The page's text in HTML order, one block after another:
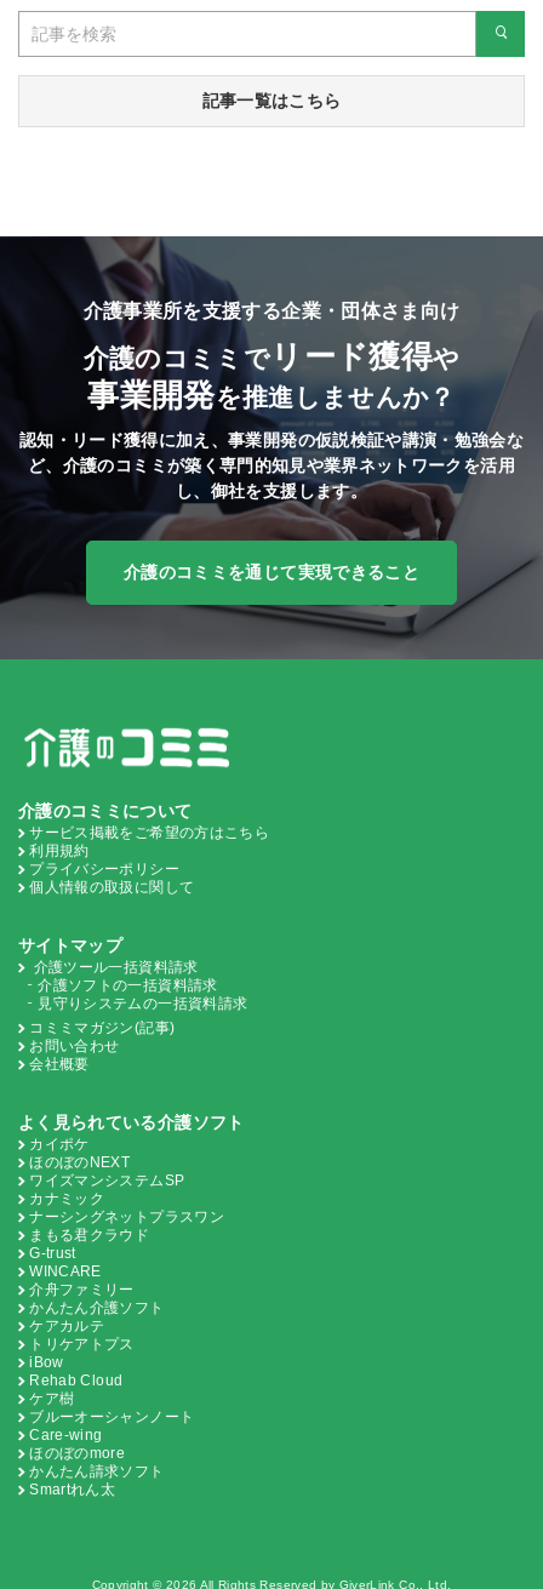
記事一覧はこちら
介護事業所を支援する企業・団体さま向け
介護のコミミでリード獲得や
事業開発を推進しませんか？
認知・リード獲得に加え、事業開発の仮説検証や講演・勉強会な
ど、 介護のコミミが築く専門的知見や業界ネットワークを活用
し、御社を支援します。
介護のコミミを通じて実現できること
介護のコミミについて
サービス掲載をご希望の方はこちら
利用規約
プライバシーポリシー
個人情報の取扱に関して
サイトマップ
介護ツール一括資料請求
介護ソフトの一括資料請求
見守りシステムの一括資料請求
コミミマガジン(記事)
お問い合わせ
会社概要
よく見られている介護ソフト
カイポケ
ほのぼのNEXT
ワイズマンシステムSP
カナミック
ナーシングネットプラスワン
まもる君クラウド
G-trust
WINCARE
介舟ファミリー
かんたん介護ソフト
ケアカルテ
トリケアトプス
iBow
Rehab Cloud
ケア樹
ブルーオーシャンノート
Care-wing
ほのぼのmore
かんたん請求ソフト
Smartれん太
Copyright © 2026 All Rights Reserved by GiverLink Co., Ltd.